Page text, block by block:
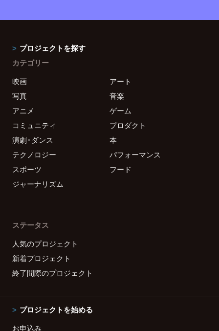
プロジェクトを探す
カテゴリー
映画
アート
写真
音楽
アニメ
ゲーム
コミュニティ
プロダクト
演劇・ダンス
本
テクノロジー
パフォーマンス
スポーツ
フード
ジャーナリズム
ステータス
人気のプロジェクト
新着プロジェクト
終了間際のプロジェクト
プロジェクトを始める
お申込み